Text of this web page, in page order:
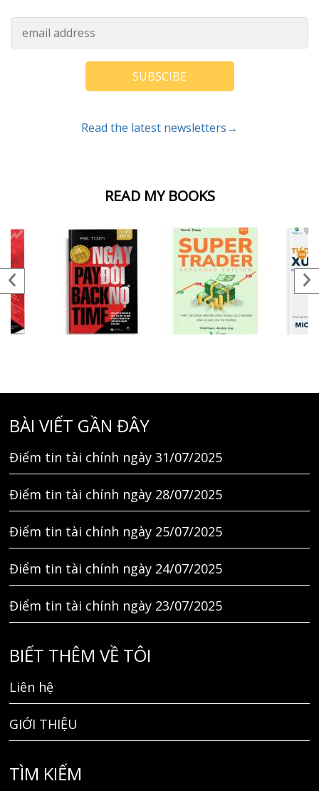
READ MY BOOKS
SUBSCIBE
Read the latest newsletters→
BÀI VIẾT GẦN ĐÂY
Điểm tin tài chính ngày 31/07/2025
Điểm tin tài chính ngày 28/07/2025
Điểm tin tài chính ngày 25/07/2025
Điểm tin tài chính ngày 24/07/2025
Điểm tin tài chính ngày 23/07/2025
BIẾT THÊM VỀ TÔI
Liên hệ
GIỚI THIỆU
TÌM KIẾM